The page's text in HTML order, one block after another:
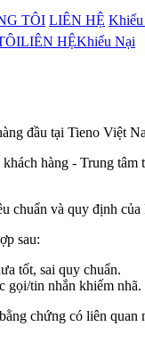
TÔI LIÊN HỆ
LIÊN HỆKhiếu Nại
đầu tại Tieno Việt
hàng - Trung
chuẩn và quy định
sau:
tốt, sai quy chuẩn.
gọi/tin nhắn khiếm nhã.
chứng có liên quan